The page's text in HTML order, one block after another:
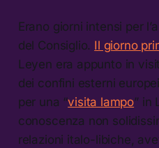
Erano giorni intensi per
del Consiglio. Il giorno
Leyen era appunto in
dei confini esterni
per una “visita lampo” in
conoscenza non
relazioni italo-libiche,